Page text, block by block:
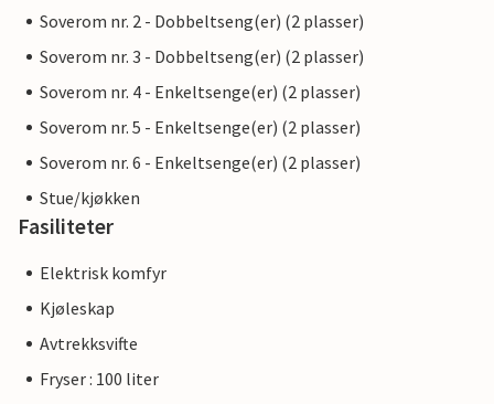
Soverom nr. 2 - Dobbeltseng(er) (2 plasser)
Soverom nr. 3 - Dobbeltseng(er) (2 plasser)
Soverom nr. 4 - Enkeltsenge(er) (2 plasser)
Soverom nr. 5 - Enkeltsenge(er) (2 plasser)
Soverom nr. 6 - Enkeltsenge(er) (2 plasser)
Stue/kjøkken
Fasiliteter
Elektrisk komfyr
Kjøleskap
Avtrekksvifte
Fryser : 100 liter